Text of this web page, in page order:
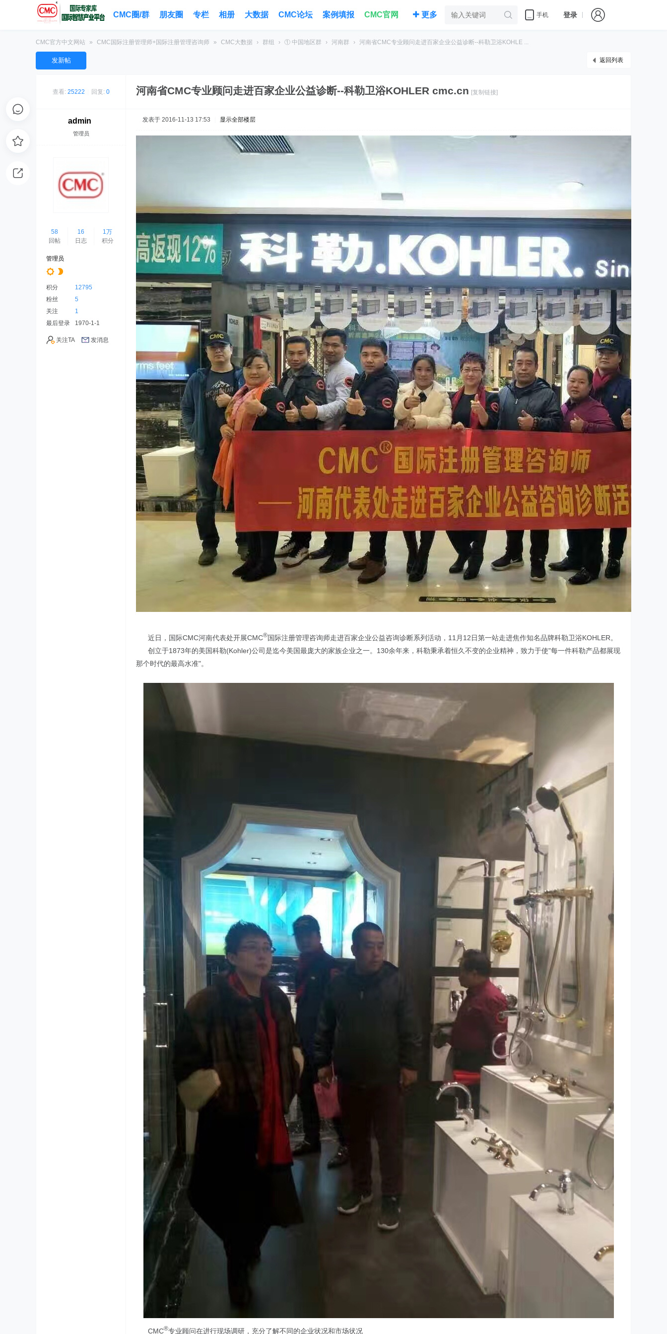
CMC圈/群 朋友圈 专栏 相册 大数据 CMC论坛 案例填报 CMC官网 更多 手机 登录
CMC官方中文网站 » CMC国际注册管理师+国际注册管理咨询师 » CMC大数据 › 群组 › ① 中国地区群 › 河南群 › 河南省CMC专业顾问走进百家企业公益诊断--科勒卫浴KOHLE ...
返回列表
发新帖
查看: 25222 回复: 0 河南省CMC专业顾问走进百家企业公益诊断--科勒卫浴KOHLER cmc.cn [复制链接]
admin
管理员
58
回帖
16
日志
1万
积分
管理员
积分
12795
粉丝
5
关注
1
最后登录
1970-1-1
关注TA 发消息
发表于 2016-11-13 17:53 显示全部楼层
近日，国际CMC河南代表处开展CMC®国际注册管理咨询师走进百家企业公益咨询诊断系列活动，11月12日第一站走进焦作知名品牌科勒卫浴KOHLER。
创立于1873年的美国科勒(Kohler)公司是迄今美国最庞大的家族企业之一。130余年来，科勒秉承着恒久不变的企业精神，致力于使"每一件科勒产品都展现
那个时代的最高水准"。
CMC®专业顾问在进行现场调研，充分了解不同的企业状况和市场状况